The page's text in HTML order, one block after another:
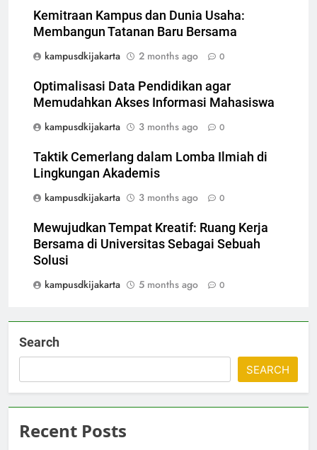
Kemitraan Kampus dan Dunia Usaha:
Membangun Tatanan Baru Bersama
kampusdkijakarta
2 months ago 0
Optimalisasi Data Pendidikan agar
Memudahkan Akses Informasi Mahasiswa
kampusdkijakarta
3 months ago 0
Taktik Cemerlang dalam Lomba Ilmiah di
Lingkungan Akademis
kampusdkijakarta
3 months ago 0
Mewujudkan Tempat Kreatif: Ruang Kerja
Bersama di Universitas Sebagai Sebuah
Solusi
kampusdkijakarta
5 months ago 0
Search
SEARCH
Recent Posts